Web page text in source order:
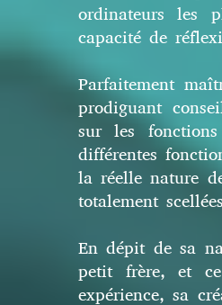
ordinateurs les
capacité de
Parfaitement
prodiguant
sur les
différentes
la réelle nature
totalement
En dépit de sa
petit frère, et
expérience, sa